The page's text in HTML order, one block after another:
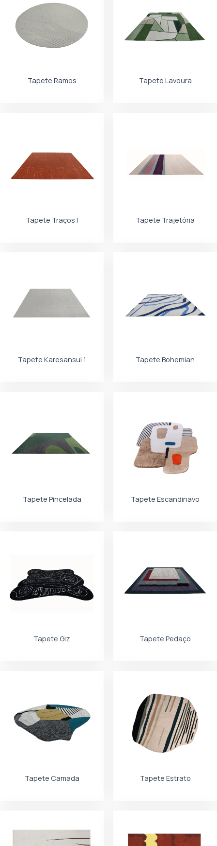
Tapete Ramos Tapete Lavoura
Tapete Traços I Tapete Trajetória
Tapete Karesansui 1 Tapete Bohemian
Tapete Pincelada Tapete Escandinavo
Tapete Giz Tapete Pedaço
Tapete Camada Tapete Estrato